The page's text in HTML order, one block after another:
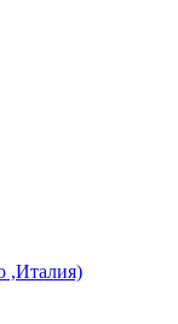
,Италия)